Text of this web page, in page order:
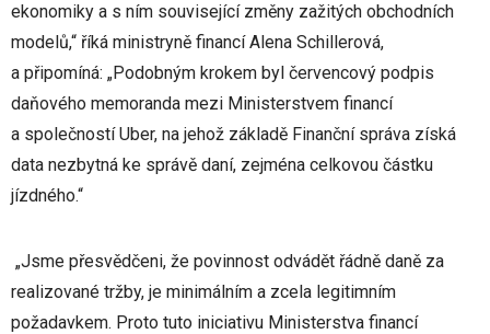
ekonomiky a s ním související změny zažitých obchodních
modelů,“ říká ministryně financí Alena Schillerová,
a připomíná: „Podobným krokem byl červencový podpis
daňového memoranda mezi Ministerstvem financí
a společností Uber, na jehož základě Finanční správa získá
data nezbytná ke správě daní, zejména celkovou částku
jízdného.“
„Jsme přesvědčeni, že povinnost odvádět řádně daně za
realizované tržby, je minimálním a zcela legitimním
požadavkem. Proto tuto iniciativu Ministerstva financí